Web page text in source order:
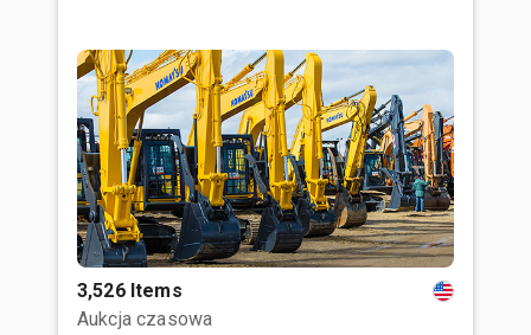
3,526 Items
Aukcja czasowa